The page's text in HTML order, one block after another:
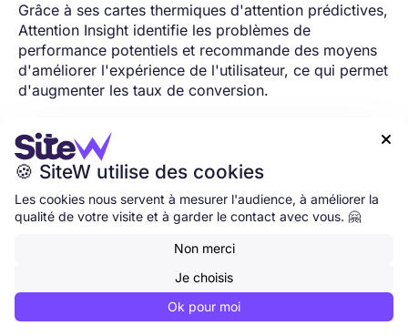
Grâce à ses cartes thermiques d'attention prédictives,
Attention Insight identifie les problèmes de
performance potentiels et recommande des moyens
d'améliorer l'expérience de l'utilisateur, ce qui permet
d'augmenter les taux de conversion.
Prix : entre 19 et 399 € / mois.

🍪 SiteW utilise des cookies
Les cookies nous servent à mesurer l'audience, à améliorer la
qualité de votre visite et à garder le contact avec vous. 🤗
Non merci
Je choisis
Ok pour moi